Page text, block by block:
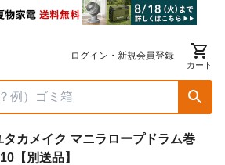
ログイン・新規会員登録
カート
タカメイク マニラロープドラム巻
【別送品】